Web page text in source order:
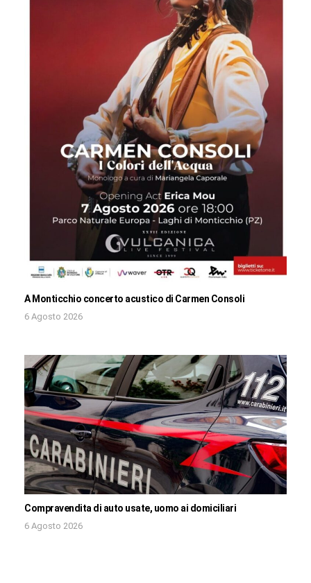
A Monticchio concerto acustico di Carmen Consoli
6 Agosto 2026
Compravendita di auto usate, uomo ai domiciliari
6 Agosto 2026